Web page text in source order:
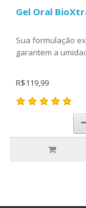
Gel Oral
Sua formulação
garantem a
R$119,99